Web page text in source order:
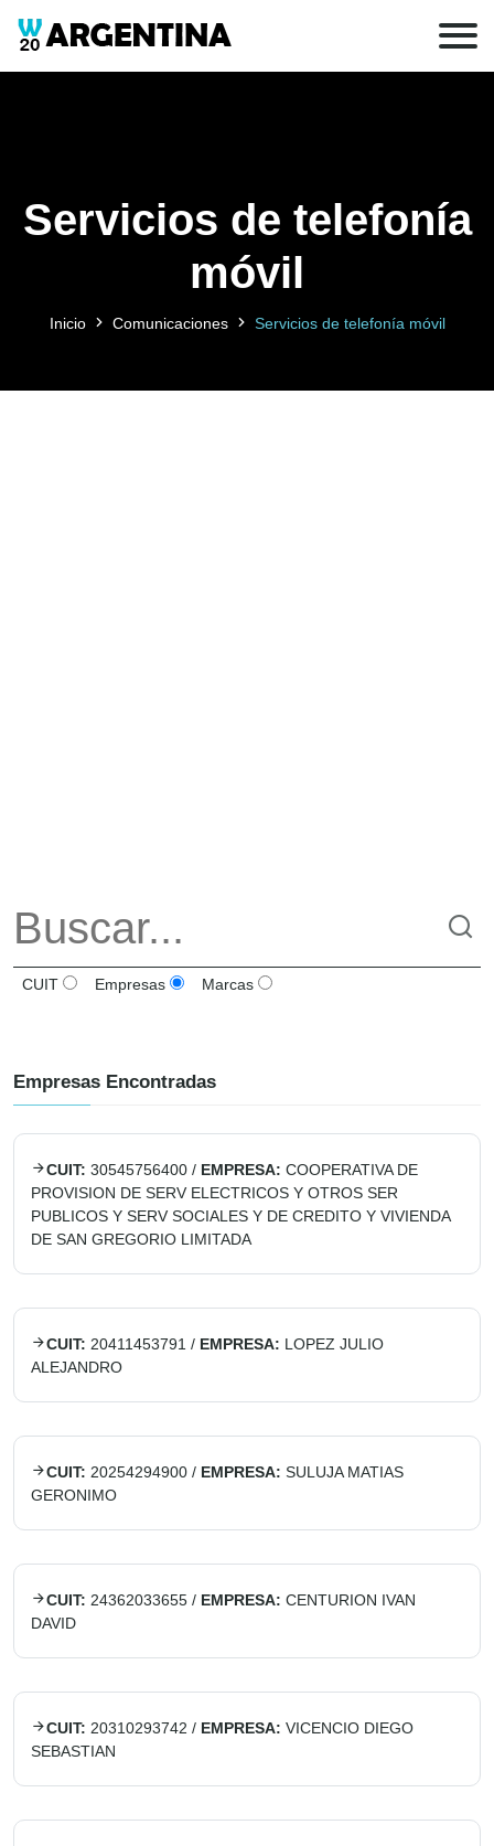
Servicios de telefonía
móvil
Inicio Comunicaciones Servicios de telefonía móvil
CUIT Empresas Marcas
Empresas Encontradas
CUIT: 30545756400 / EMPRESA: COOPERATIVA DE
PROVISION DE SERV ELECTRICOS Y OTROS SER
PUBLICOS Y SERV SOCIALES Y DE CREDITO Y VIVIENDA
DE SAN GREGORIO LIMITADA
CUIT: 20411453791 / EMPRESA: LOPEZ JULIO
ALEJANDRO
CUIT: 20254294900 / EMPRESA: SULUJA MATIAS
GERONIMO
CUIT: 24362033655 / EMPRESA: CENTURION IVAN
DAVID
CUIT: 20310293742 / EMPRESA: VICENCIO DIEGO
SEBASTIAN